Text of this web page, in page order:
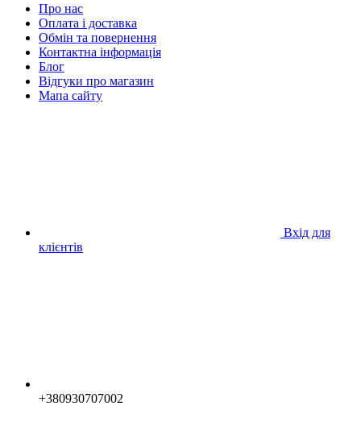
Про нас
Оплата і доставка
Обмін та повернення
Контактна інформація
Блог
Відгуки про магазин
Мапа сайту
Вхід для
клієнтів
+380930707002